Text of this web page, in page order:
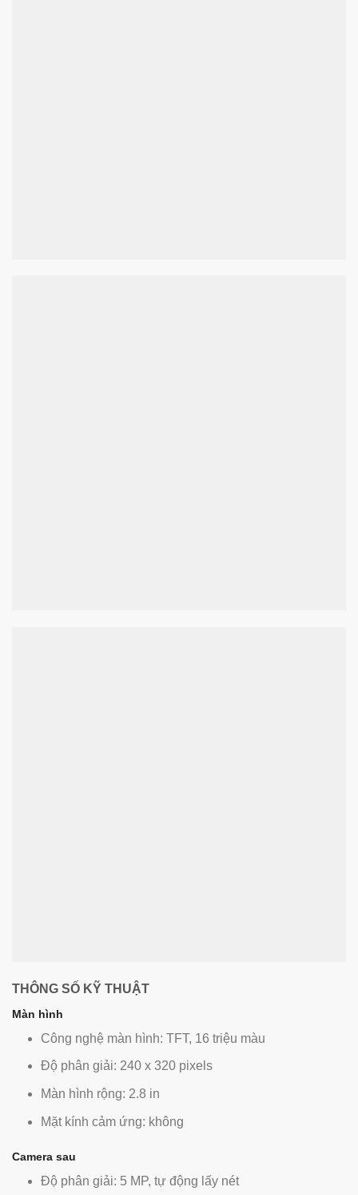
THÔNG SỐ KỸ THUẬT
Màn hình
Công nghệ màn hình: TFT, 16 triệu màu
Độ phân giải: 240 x 320 pixels
Màn hình rộng: 2.8 in
Mặt kính cảm ứng: không
Camera sau
Độ phân giải: 5 MP, tự động lấy nét